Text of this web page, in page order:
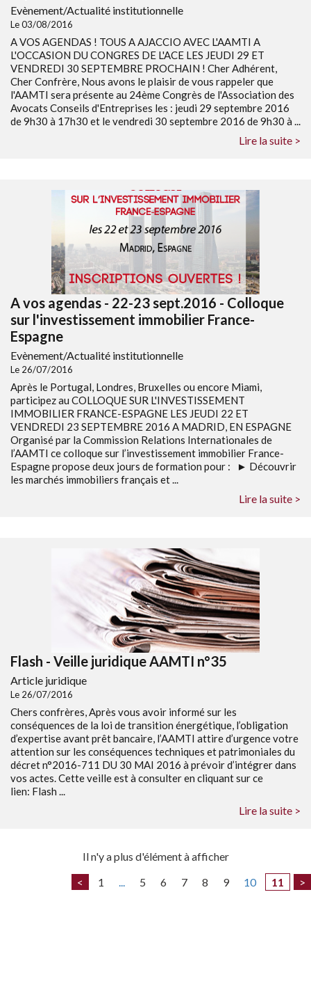
Evènement/Actualité institutionnelle
Le 03/08/2016
A VOS AGENDAS ! TOUS A AJACCIO AVEC L'AAMTI A
L'OCCASION DU CONGRES DE L'ACE LES JEUDI 29 ET
VENDREDI 30 SEPTEMBRE PROCHAIN ! Cher Adhérent,
Cher Confrère, Nous avons le plaisir de vous rappeler que
l'AAMTI sera présente au 24ème Congrès de l'Association des
Avocats Conseils d'Entreprises les : jeudi 29 septembre 2016
de 9h30 à 17h30 et le vendredi 30 septembre 2016 de 9h30 à ...
Lire la suite >
A vos agendas - 22-23 sept.2016 - Colloque
sur l'investissement immobilier France-
Espagne
Evènement/Actualité institutionnelle
Le 26/07/2016
Après le Portugal, Londres, Bruxelles ou encore Miami,
participez au COLLOQUE SUR L'INVESTISSEMENT
IMMOBILIER FRANCE-ESPAGNE LES JEUDI 22 ET
VENDREDI 23 SEPTEMBRE 2016 A MADRID, EN ESPAGNE
Organisé par la Commission Relations Internationales de
l’AAMTI ce colloque sur l’investissement immobilier France-
Espagne propose deux jours de formation pour : ► Découvrir
les marchés immobiliers français et ...
Lire la suite >
Flash - Veille juridique AAMTI n°35
Article juridique
Le 26/07/2016
Chers confrères, Après vous avoir informé sur les
conséquences de la loi de transition énergétique, l’obligation
d’expertise avant prêt bancaire, l’AAMTI attire d’urgence votre
attention sur les conséquences techniques et patrimoniales du
décret n°2016-711 DU 30 MAI 2016 à prévoir d’intégrer dans
vos actes. Cette veille est à consulter en cliquant sur ce
lien: Flash ...
Lire la suite >
Il n'y a plus d'élément à afficher
<
1 ... 5 6 7 8 9 10 11 >